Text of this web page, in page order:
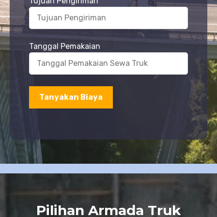
Tanggal Pemakaian
Pilihan Armada Truk